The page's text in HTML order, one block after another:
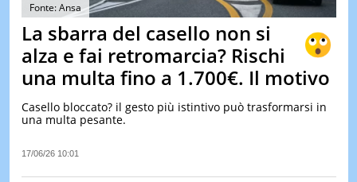
TEST
&
LE
Fonte: Ansa
La sbarra del casello non si
alza e fai retromarcia? Rischi
una multa fino a 1.700€. Il motivo
Casello bloccato? il gesto più istintivo può trasformarsi in
una multa pesante.
17/06/26 10:01